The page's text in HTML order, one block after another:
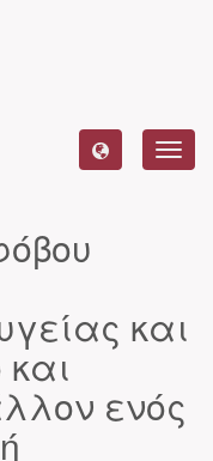
και
ενός